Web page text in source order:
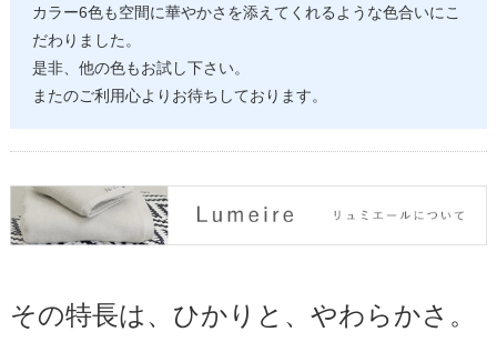
カラー6色も空間に華やかさを添えてくれるような色合いにこ
だわりました。
是非、他の色もお試し下さい。
またのご利用心よりお待ちしております。
その特長は、ひかりと、やわらかさ。